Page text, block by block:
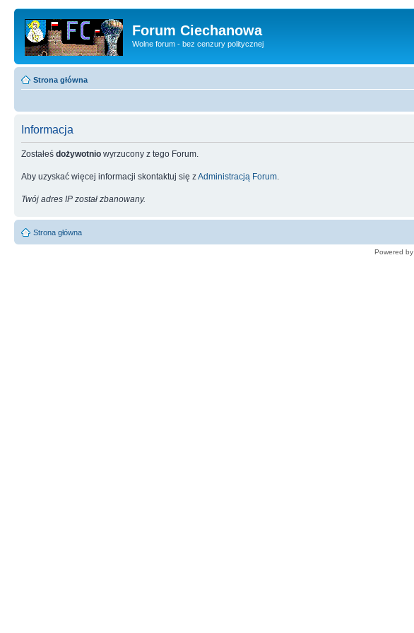
Forum Ciechanowa
Wolne forum - bez cenzury politycznej
Strona główna
Informacja
Zostałeś dożywotnio wyrzucony z tego Forum.
Aby uzyskać więcej informacji skontaktuj się zAdministracją Forum
Twój adres IP został zbanowany.
Strona główna
Powered by